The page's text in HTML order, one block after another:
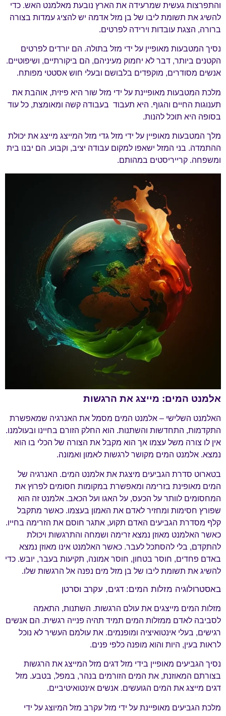
והתפרצות געשית שמרעידה את הארץ נובעת מאלמנט האש. כדי
להשיג את תשומת ליבו של בן מזל אדמה יש להציג עמדות בצורה
ברורה, הצגת עובדות וירידה לפרטים.
נסיך המטבעות מאופיין על ידי מזל בתולה. הם יורדים לפרטים
הקטנים ביותר, דבר לא יחמוק מעיניהם, הם ביקורתיים, ושיפוטיים.
אנשים מסודרים, מוקפדים בלבושם ובעלי חוש אסטטי מפותח.
מלכת המטבעות מאופיינת על ידי מזל שור היא פיזית, אוהבת את
תענוגות החיים והגוף. היא תעבוד בעבודה קשה ומאומצת, כל עוד
בסופה היא תוכל להנות.
מלך המטבעות מאופיין על ידי מזל גדי מזל המייצג מייצג את יכולת
ההתמדה. בני המזל ישאפו למקום עבודה יציב, וקבוע. הם יבנו בית
ומשפחה. קרייריסטים במהותם.
אלמנט המים: מייצג את הרגשות
האלמנט השלישי – אלמנט המים מסמל את האנרגיה שמאפשרת
התקדמות, התחדשות והשתנות. הוא החלק הזורם בחיינו ובעולמנו.
אין לו צורה משל עצמו אך הוא מקבל את הצורה של הכלי בו הוא
נמצא. אלמנט המים מקושר לרגשות לאמון ואמונה.
בטארוט סדרת הגביעים מיצגת את אלמנט המים. האנרגיה של
המים מאופינת בזרימה ומאפשרת במקומות חסומים לפרוץ את
המחסומים לוותר על הכעס, על האגו ועל הכאב. אלמנט זה הוא
שפורץ חסימות ומחזיר לאדם את האמון בעצמו. כאשר מתקבל
קלף מסדרת הגביעים האדם תקוע, אתגר חוסם את הזרימה בחייו.
כאשר האלמנט מאוזן נמצא זרימה ושמחה והתרגשות ויכולת
להתקדם, בלי להסתכל לעבר. כאשר האלמנט אינו מאוזן נמצא
באדם פחדים, חוסר בטחון, חוסר אמונה, תקיעות בעבר, יובש. כדי
להשיג את תשומת ליבו של בן מזל מים נפנה אל הרגשות שלו.
באסטרולוגיה מזלות המים: דגים, עקרב וסרטן
מזלות המים מייצגים את עולם הרגשות. השתנות, התאמה
לסביבה לאדם ממזלות המים תמיד תהיה פנייה רגשית. הם אנשים
רגישים, בעלי אינטואיציה ומופנמים. את עולמם העשיר לא נוכל
לראות בעין, היות והוא מופנה כלפי פנים.
נסיך הגביעים מאופיין בידי מזל דגים מזל המייצג את הרגשות
בצורתם המאוזנת, את המים הזורמים בנהר, במפל, בטבע. מזל
דגים מייצג את המים הגועשים. אנשים אינטואיטיביים.
מלכת הגביעים מאופיינת על ידי מזל עקרב מזל המיוצג על ידי